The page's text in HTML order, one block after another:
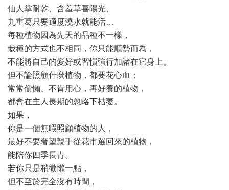
仙人掌耐乾、含羞草喜陽光、
九重葛只要適度澆水就能活…
每種植物因為先天的品種不一樣，
栽種的方式也不相同，你只能順勢而為，
不能將自己的愛好或習慣強行加諸在它身上。
但不論照顧什麼植物，都要花心血；
常常偷懶、不肯用心，再好養的植物，
都會在主人長期的忽略下枯萎。
如果，
你是一個無暇照顧植物的人，
最好不要奢望親手從花市選回來的植物，
能陪你四季長青。
若你只是稍微懶一點，
但不至於完全沒有時間，